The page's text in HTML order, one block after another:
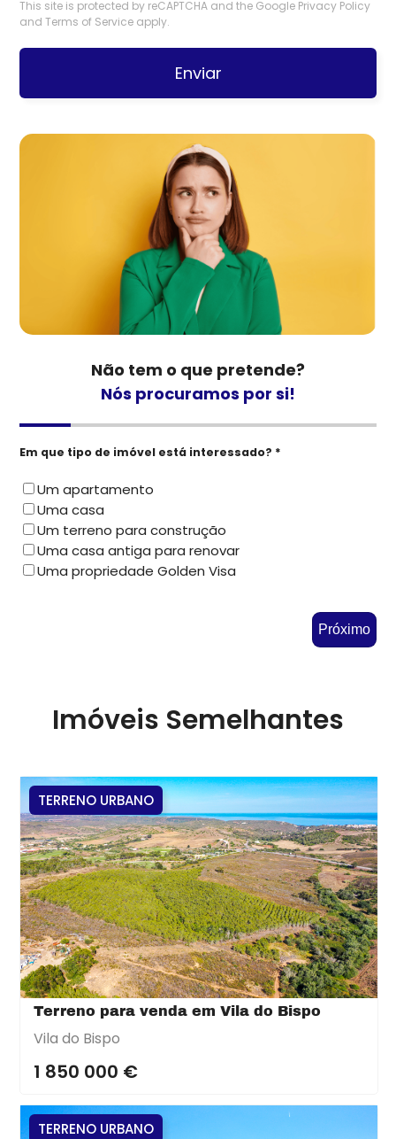
This site is protected by reCAPTCHA and the Google Privacy Policy
andTerms of Service apply.
Enviar
Não tem o que pretende?
Nós procuramos por si!
Em que tipo de imóvel está interessado? *
Um apartamento
Uma casa
Um terreno para construção
Uma casa antiga para renovar
Uma propriedade Golden Visa
Próximo
Imóveis Semelhantes
TERRENO URBANO
Terreno para venda em Vila do Bispo
Vila do Bispo
1 850 000 €
TERRENO URBANO